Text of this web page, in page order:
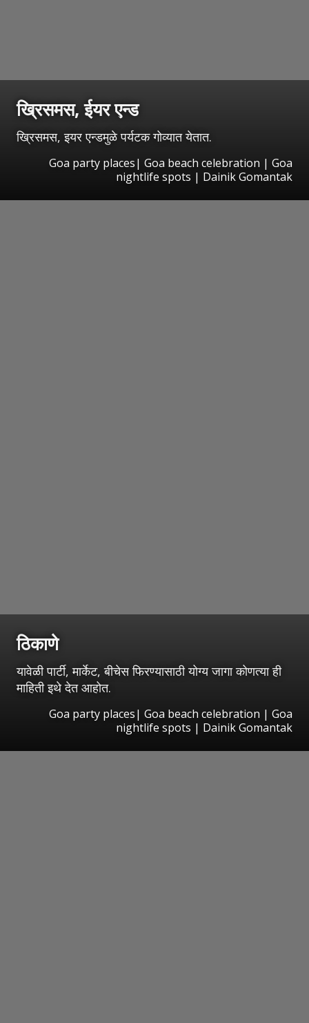
ख्रिसमस, ईयर एन्ड
ख्रिसमस, इयर एन्डमुळे पर्यटक गोव्यात येतात.
Goa party places| Goa beach celebration | Goa
nightlife spots | Dainik Gomantak
ठिकाणे
यावेळी पार्टी, मार्केट, बीचेस फिरण्यासाठी योग्य जागा कोणत्या ही
माहिती इथे देत आहोत.
Goa party places| Goa beach celebration | Goa
nightlife spots | Dainik Gomantak